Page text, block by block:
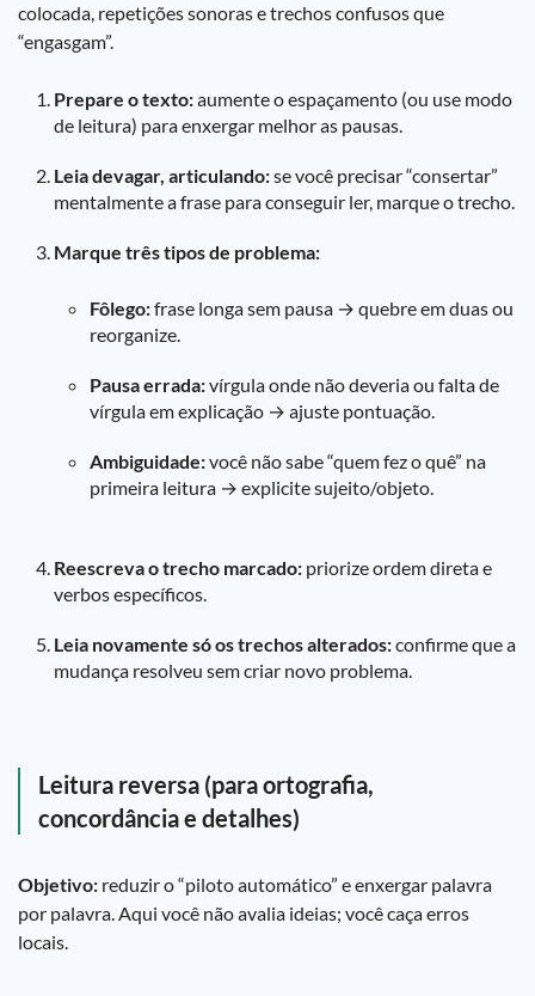
colocada, repetições sonoras e trechos confusos que
“engasgam”.
Prepare o texto:aumente o espaçamento (ou use modo
de leitura) para enxergar melhor as pausas.
Leia devagar, articulando:se você precisar “consertar”
mentalmente a frase para conseguir ler, marque o trecho.
Marque três tipos de problema:
Fôlego:frase longa sem pausa → quebre em duas ou
reorganize.
Pausa errada:vírgula onde não deveria ou falta de
vírgula em explicação → ajuste pontuação.
Ambiguidade:você não sabe “quem fez o quê” na
primeira leitura → explicite sujeito/objeto.
Reescreva o trecho marcado: priorize ordem direta e
verbos específicos.
Leia novamente só os trechos alterados:confirme que a
mudança resolveu sem criar novo problema.
Leitura reversa (para ortografia,
concordância e detalhes)
Objetivo: reduzir o “piloto automático” e enxergar palavra
por palavra. Aqui você não avalia ideias; você caça erros
locais.